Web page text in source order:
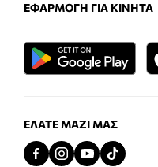
ΕΦΑΡΜΟΓΉ ΓΙΑ ΚΙΝΗΤΆ
ΕΛΆΤΕ ΜΑΖΊ ΜΑΣ